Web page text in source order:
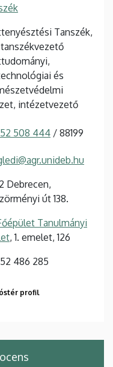
Tanszék,
és
intézetvezető
508 444 / 88199
Debrecen,
út 138.
Tanulmányi
, 1. emelet, 126
486 285
profil